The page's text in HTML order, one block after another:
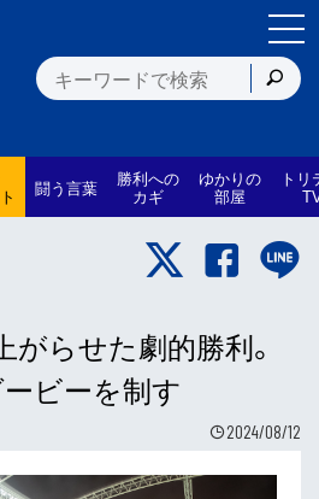
闘う言葉 勝利への
カギ
ゆかりの
部屋
トリ
らせた劇的勝利。
ビーを制す
2024/08/12